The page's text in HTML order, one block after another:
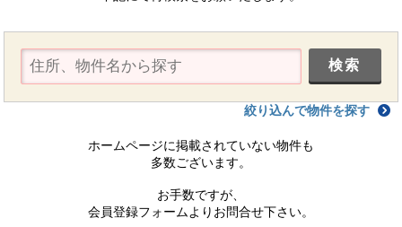
絞り込んで物件を探す
ホームページに掲載されていない物件も
多数ございます。
お手数ですが、
会員登録フォームよりお問合せ下さい。